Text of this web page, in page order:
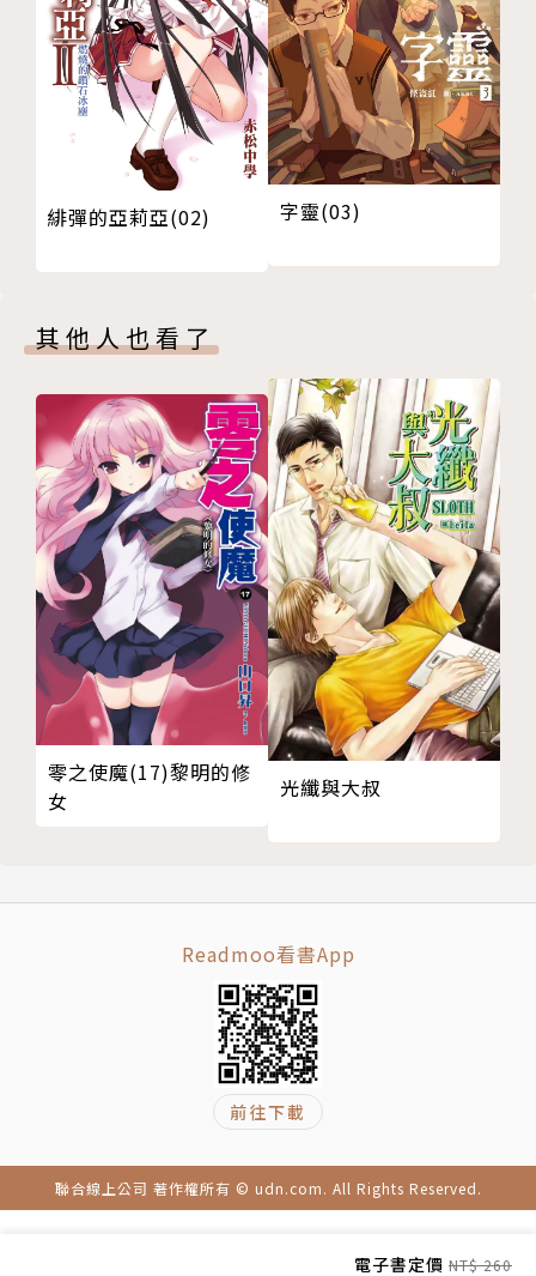
電子書定價 NT$ 260
緋彈的亞莉亞(02) 字靈(03)
其他人也看了
零之使魔(17)黎明的修
女
光纖與大叔
Readmoo看書App
前往下載
聯合線上公司 著作權所有 © udn.com. All Rights Reserved.